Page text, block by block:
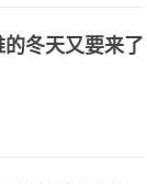
冬天又要来了